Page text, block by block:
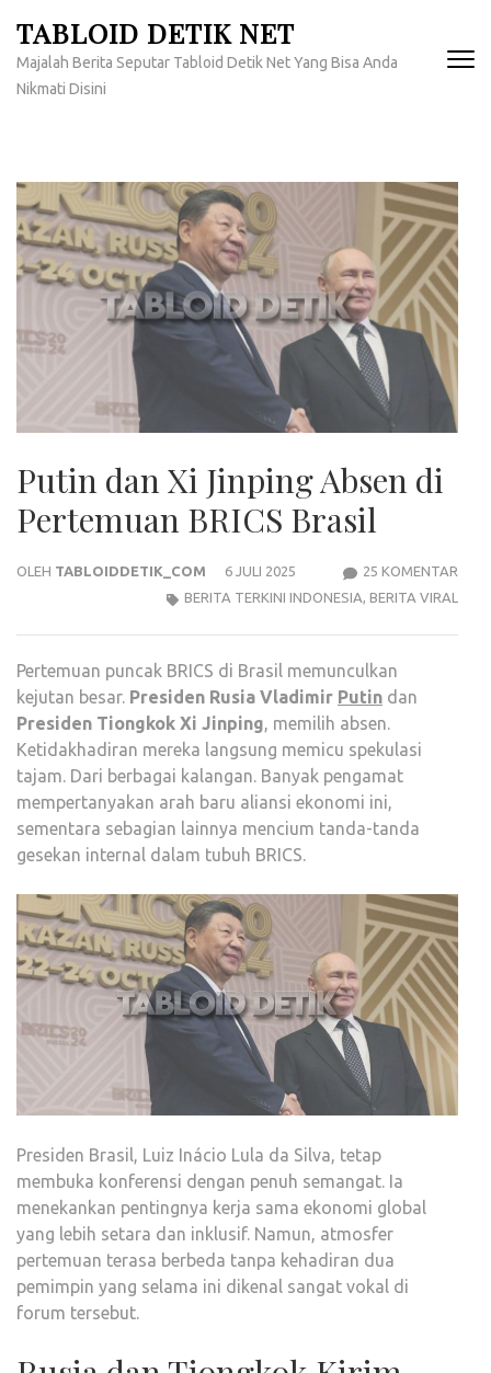
konten
(Tekan
TABLOID DETIK NET
Majalah Berita Seputar Tabloid Detik Net Yang Bisa Anda
Nikmati Disini
Putin dan Xi Jinping Absen di
Pertemuan BRICS Brasil
OLEH TABLOIDDETIK_COM 6 JULI 2025 25 KOMENTAR
BERITA TERKINI INDONESIA, BERITA VIRAL
Pertemuan puncak BRICS di Brasil memunculkan
kejutan besar. Presiden Rusia Vladimir Putin dan
Presiden Tiongkok Xi Jinping, memilih absen.
Ketidakhadiran mereka langsung memicu spekulasi
tajam. Dari berbagai kalangan. Banyak pengamat
mempertanyakan arah baru aliansi ekonomi ini,
sementara sebagian lainnya mencium tanda-tanda
gesekan internal dalam tubuh BRICS.
Presiden Brasil, Luiz Inácio Lula da Silva, tetap
membuka konferensi dengan penuh semangat. Ia
menekankan pentingnya kerja sama ekonomi global
yang lebih setara dan inklusif. Namun, atmosfer
pertemuan terasa berbeda tanpa kehadiran dua
pemimpin yang selama ini dikenal sangat vokal di
forum tersebut.